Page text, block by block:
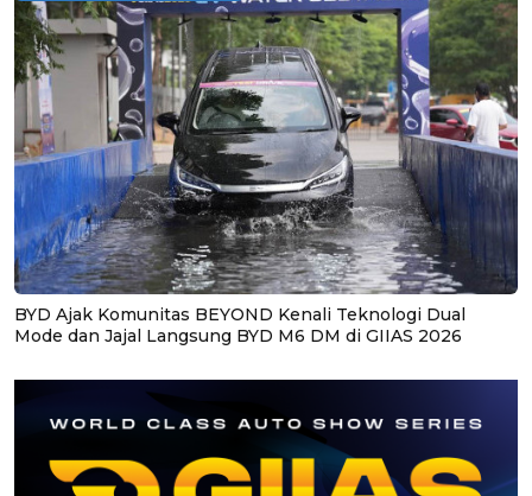
BYD Ajak Komunitas BEYOND Kenali Teknologi Dual
Mode dan Jajal Langsung BYD M6 DM di GIIAS 2026